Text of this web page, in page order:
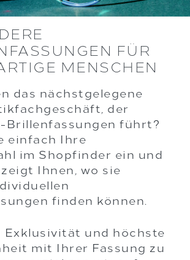
FÜR
MENSCHEN
das nächstgelegene
der
Brillenfassungen führt?
einfach Ihre
im Shopfinder ein und
Ihnen, wo sie
finden können.
Exklusivität und höchste
mit Ihrer Fassung zu